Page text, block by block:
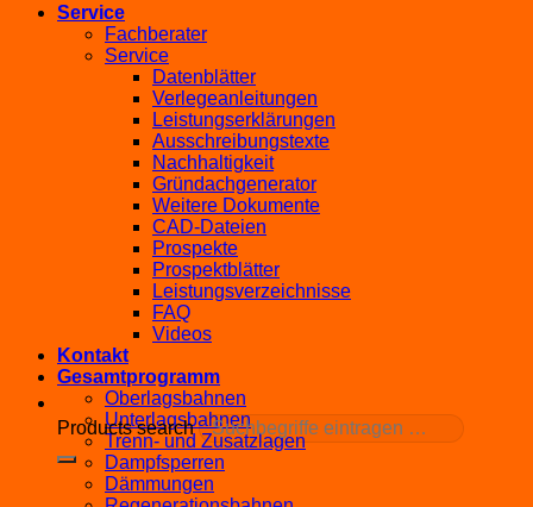
Products search
Service
Fachberater
Service
Datenblätter
Verlegeanleitungen
Leistungserklärungen
Ausschreibungstexte
Nachhaltigkeit
Gründachgenerator
Weitere Dokumente
CAD-Dateien
Prospekte
Prospektblätter
Leistungsverzeichnisse
FAQ
Videos
Kontakt
Gesamtprogramm
Oberlagsbahnen
Unterlagsbahnen
Trenn- und Zusatzlagen
Dampfsperren
Dämmungen